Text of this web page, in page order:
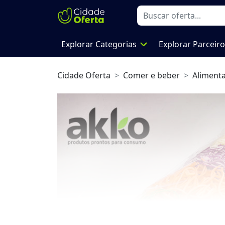
Explorar Categorias expand_more Explorar
Cidade Oferta Comer e beber